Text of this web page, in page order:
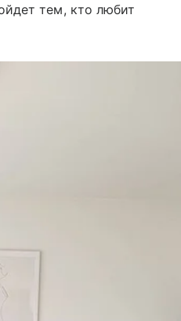
тем, кто любит